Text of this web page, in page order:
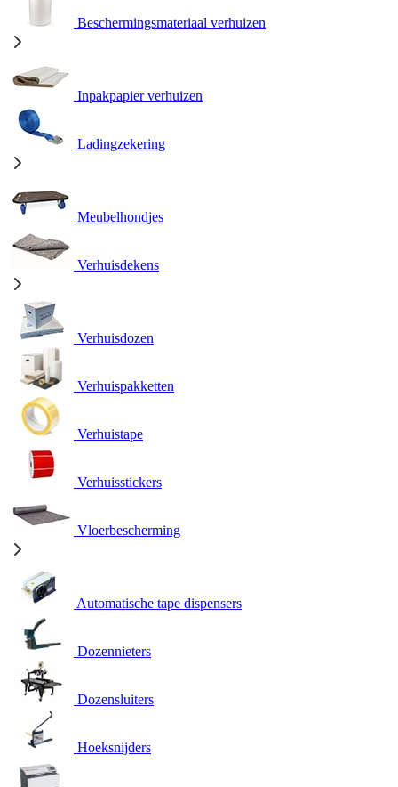
Beschermingsmateriaal verhuizen
Inpakpapier verhuizen
Ladingzekering
Meubelhondjes
Verhuisdekens
Verhuisdozen
Verhuispakketten
Verhuistape
Verhuisstickers
Vloerbescherming
Automatische tape dispensers
Dozennieters
Dozensluiters
Hoeksnijders